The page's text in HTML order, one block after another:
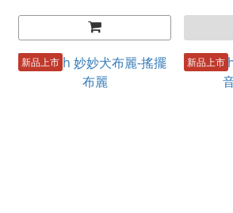
新品上市 新品上市